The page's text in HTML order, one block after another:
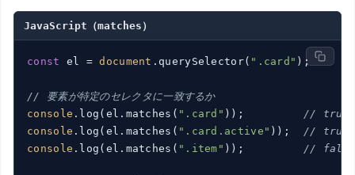
JavaScript（matches）
const el = document .querySelector( ".card" );
// 要素が特定のセレクタに一致するか
console .log(el.matches( ".card" )); // true
console .log(el.matches( ".card.active" )); // true
console .log(el.matches( ".item" )); //